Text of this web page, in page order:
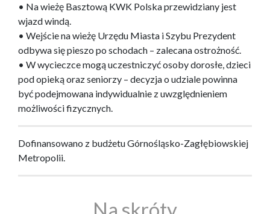
• Na wieżę Basztową KWK Polska przewidziany jest
wjazd windą.
• Wejście na wieżę Urzędu Miasta i Szybu Prezydent
odbywa się pieszo po schodach – zalecana ostrożność.
• W wycieczce mogą uczestniczyć osoby dorosłe, dzieci
pod opieką oraz seniorzy – decyzja o udziale powinna
być podejmowana indywidualnie z uwzględnieniem
możliwości fizycznych.
Dofinansowano z budżetu Górnośląsko-Zagłębiowskiej
Metropolii.
Na skróty